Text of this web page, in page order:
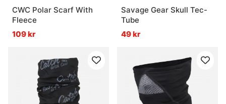
CWC Polar Scarf With
Fleece
109 kr
Savage Gear Skull Tec-
Tube
49 kr